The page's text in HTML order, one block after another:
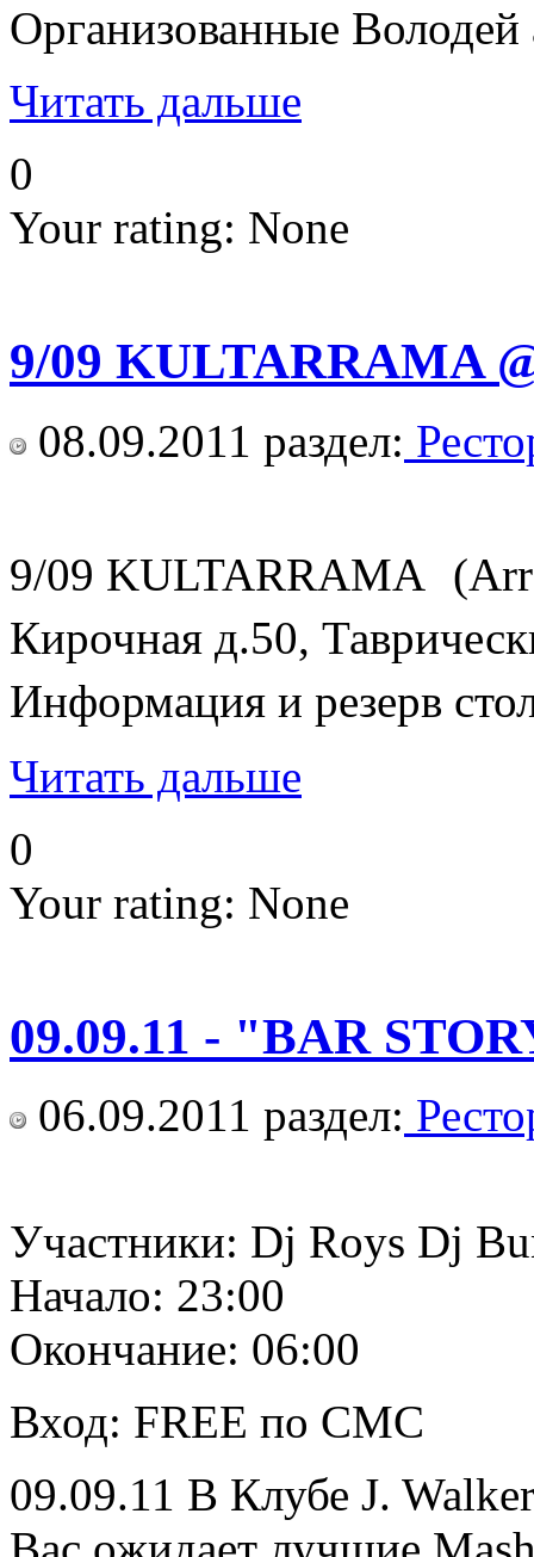
Организованные
Читать дальше
0
Your rating: None
9/09 KULTARRAMA
08.09.2011 раздел:
9/09 KULTARRAMA
Кирочная д.50,
Информация и резерв
Читать дальше
0
Your rating: None
09.09.11 - "BAR
06.09.2011 раздел:
Участники: Dj Roys Dj
Начало: 23:00
Окончание: 06:00
Вход: FREE по СМС
09.09.11 В Клубе J.